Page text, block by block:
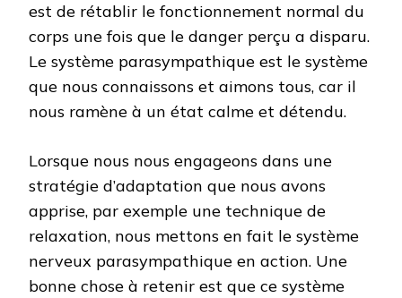
est de rétablir le fonctionnement normal du
corps une fois que le danger perçu a disparu.
Le système parasympathique est le système
que nous connaissons et aimons tous, car il
nous ramène à un état calme et détendu.
Lorsque nous nous engageons dans une
stratégie d’adaptation que nous avons
apprise, par exemple une technique de
relaxation, nous mettons en fait le système
nerveux parasympathique en action. Une
bonne chose à retenir est que ce système